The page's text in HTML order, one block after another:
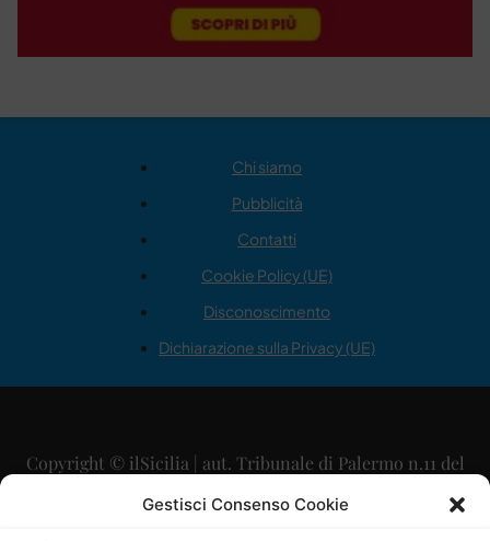
Gestisci Consenso Cookie
Chi siamo
Pubblicità
Contatti
Cookie Policy (UE)
Disconoscimento
Dichiarazione sulla Privacy (UE)
Copyright © ilSicilia | aut. Tribunale di Palermo n.11 del
29/09/2015